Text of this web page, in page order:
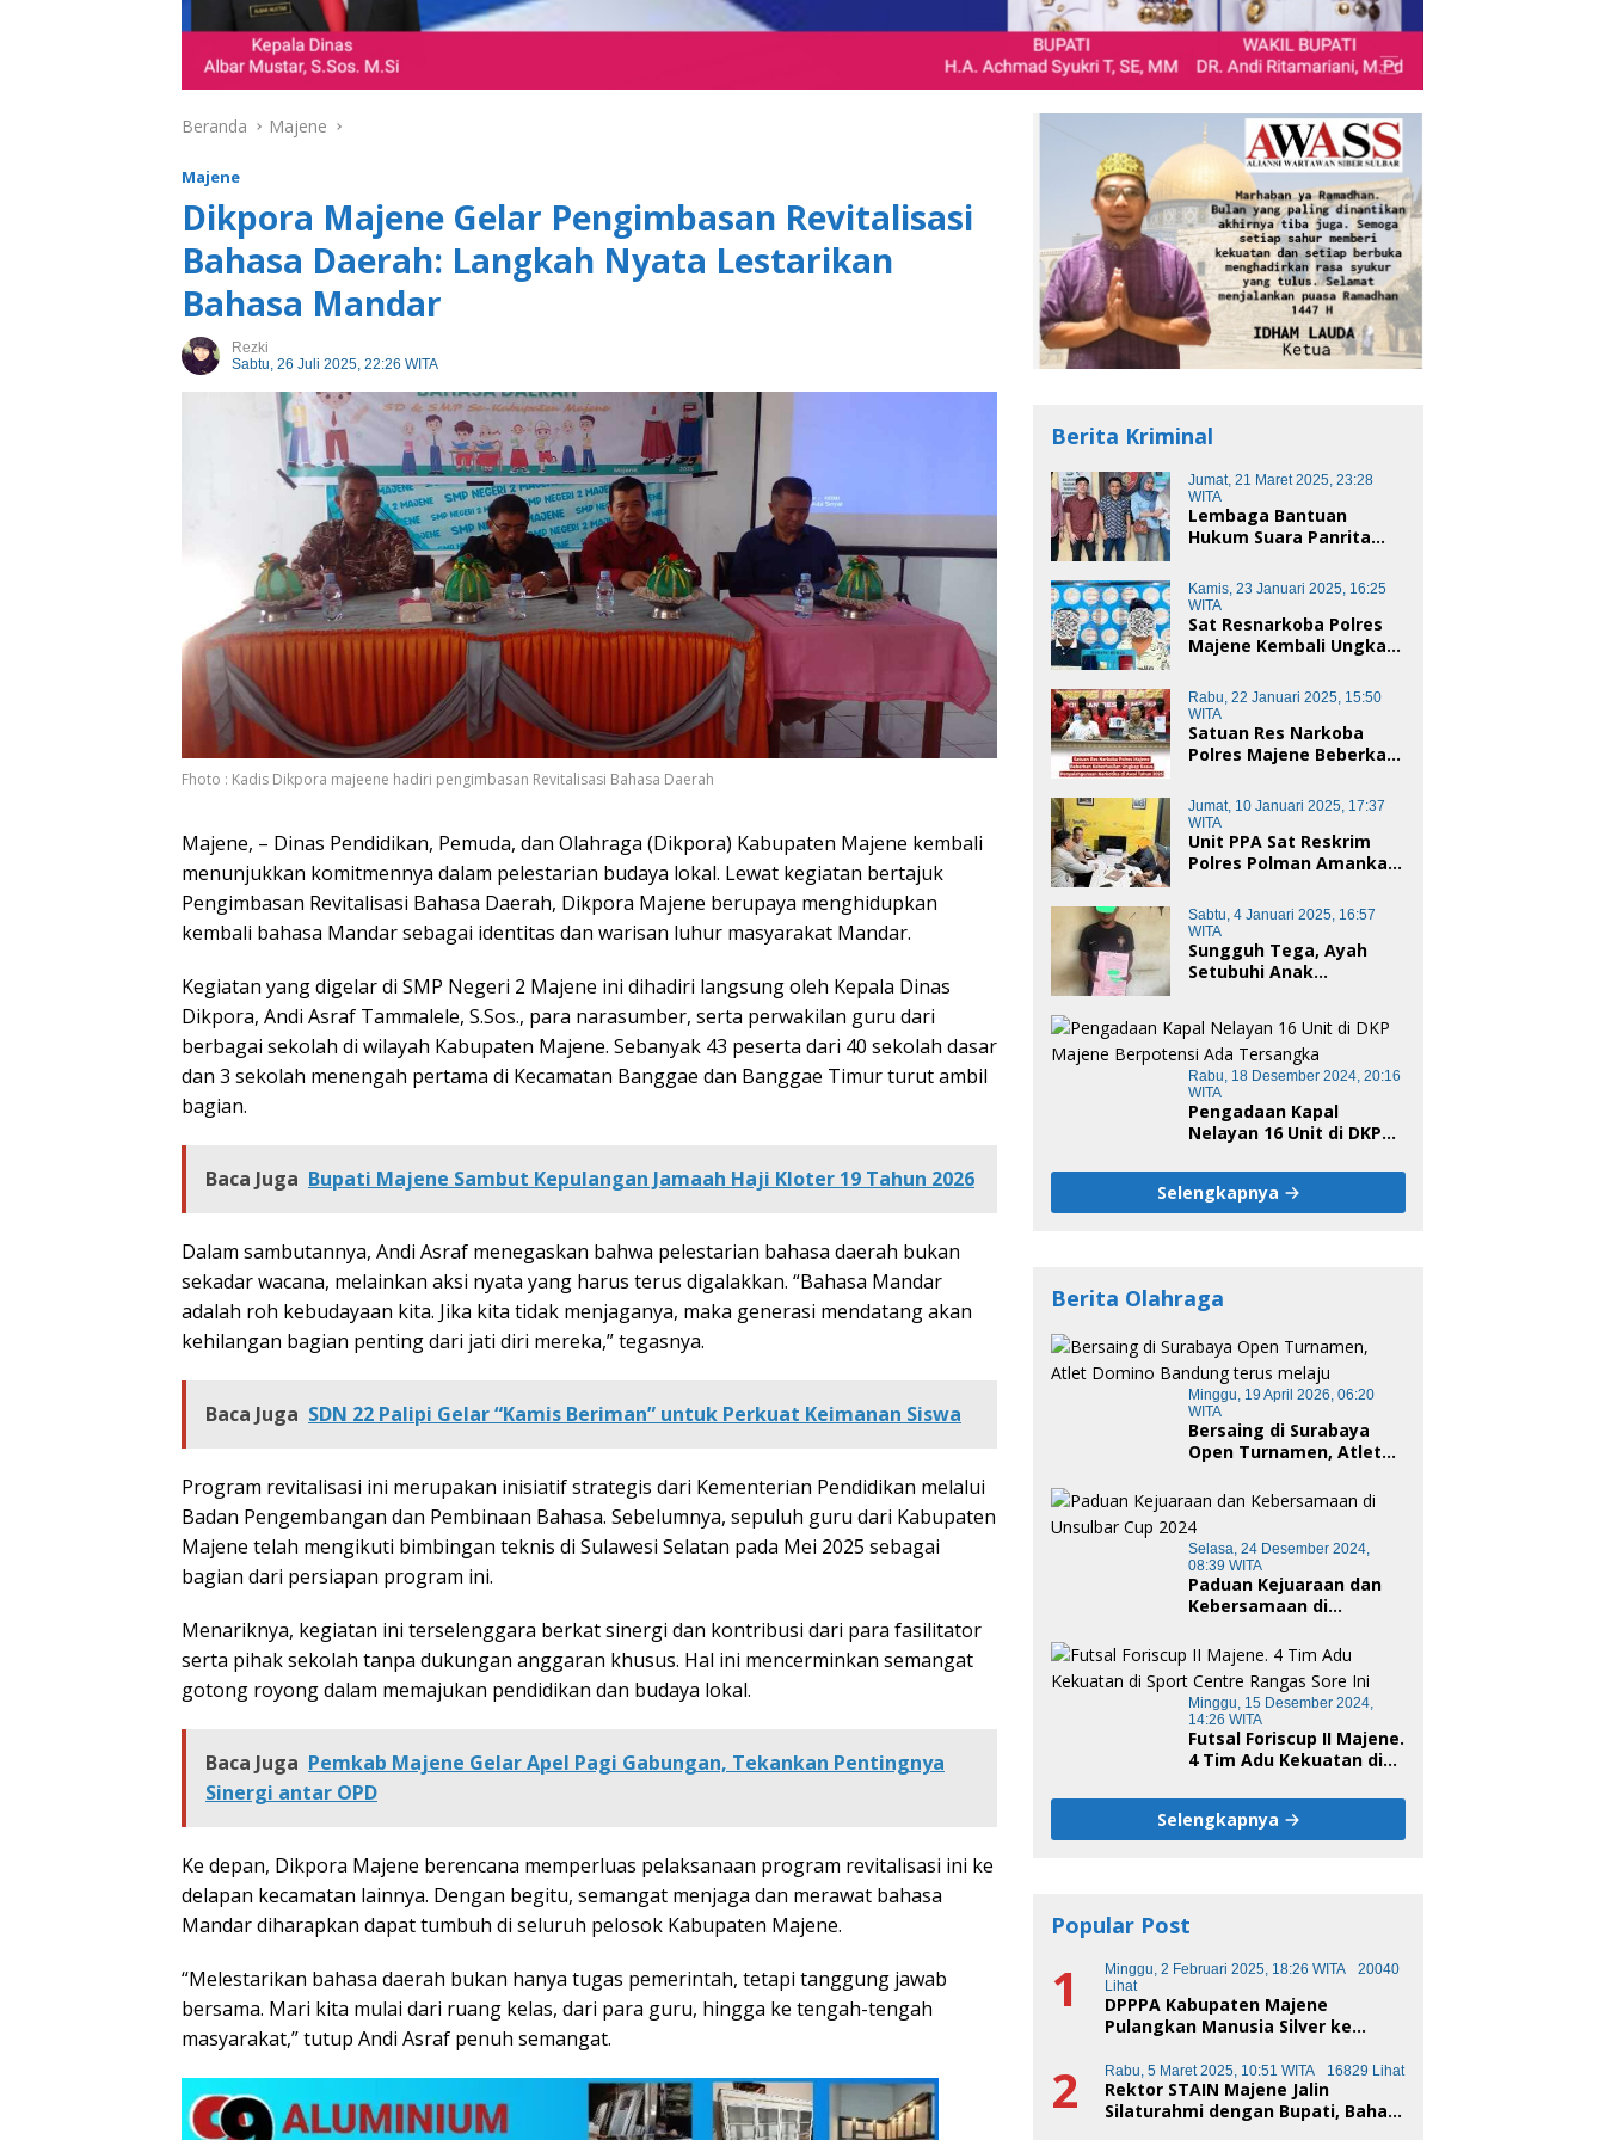
Beranda Majene
Majene
Dikpora Majene Gelar Pengimbasan Revitalisasi
Bahasa Daerah: Langkah Nyata Lestarikan
Bahasa Mandar
Rezki
Sabtu, 26 Juli 2025, 22:26 WITA
Fhoto : Kadis Dikpora majeene hadiri pengimbasan Revitalisasi Bahasa Daerah
Majene, – Dinas Pendidikan, Pemuda, dan Olahraga (Dikpora) Kabupaten Majene kembali
menunjukkan komitmennya dalam pelestarian budaya lokal. Lewat kegiatan bertajuk
Pengimbasan Revitalisasi Bahasa Daerah, Dikpora Majene berupaya menghidupkan
kembali bahasa Mandar sebagai identitas dan warisan luhur masyarakat Mandar.
Kegiatan yang digelar di SMP Negeri 2 Majene ini dihadiri langsung oleh Kepala Dinas
Dikpora, Andi Asraf Tammalele, S.Sos., para narasumber, serta perwakilan guru dari
berbagai sekolah di wilayah Kabupaten Majene. Sebanyak 43 peserta dari 40 sekolah dasar
dan 3 sekolah menengah pertama di Kecamatan Banggae dan Banggae Timur turut ambil
bagian.
Baca Juga Bupati Majene Sambut Kepulangan Jamaah Haji Kloter 19 Tahun 2026
Dalam sambutannya, Andi Asraf menegaskan bahwa pelestarian bahasa daerah bukan
sekadar wacana, melainkan aksi nyata yang harus terus digalakkan. “Bahasa Mandar
adalah roh kebudayaan kita. Jika kita tidak menjaganya, maka generasi mendatang akan
kehilangan bagian penting dari jati diri mereka,” tegasnya.
Baca Juga SDN 22 Palipi Gelar “Kamis Beriman” untuk Perkuat Keimanan Siswa
Program revitalisasi ini merupakan inisiatif strategis dari Kementerian Pendidikan melalui
Badan Pengembangan dan Pembinaan Bahasa. Sebelumnya, sepuluh guru dari Kabupaten
Majene telah mengikuti bimbingan teknis di Sulawesi Selatan pada Mei 2025 sebagai
bagian dari persiapan program ini.
Menariknya, kegiatan ini terselenggara berkat sinergi dan kontribusi dari para fasilitator
serta pihak sekolah tanpa dukungan anggaran khusus. Hal ini mencerminkan semangat
gotong royong dalam memajukan pendidikan dan budaya lokal.
Baca Juga Pemkab Majene Gelar Apel Pagi Gabungan, Tekankan Pentingnya
Sinergi antar OPD
Ke depan, Dikpora Majene berencana memperluas pelaksanaan program revitalisasi ini ke
delapan kecamatan lainnya. Dengan begitu, semangat menjaga dan merawat bahasa
Mandar diharapkan dapat tumbuh di seluruh pelosok Kabupaten Majene.
“Melestarikan bahasa daerah bukan hanya tugas pemerintah, tetapi tanggung jawab
bersama. Mari kita mulai dari ruang kelas, dari para guru, hingga ke tengah-tengah
masyarakat,” tutup Andi Asraf penuh semangat.
Berita Kriminal
Jumat, 21 Maret 2025, 23:28
WITA
Lembaga Bantuan
Hukum Suara Panrita
Dampingi Korban
Dugaan Pencemaran
Nama Baik dan
penggelapan di Polres
Kamis, 23 Januari 2025, 16:25
WITA
Sat Resnarkoba Polres
Majene Kembali Ungkap
Narkoba Jenis Sabu, Dua
Pelaku Diamankan
Rabu, 22 Januari 2025, 15:50
WITA
Satuan Res Narkoba
Polres Majene Beberkan
Kasus Penyalahgunaan
Narkotika di Awal Tahun
2025
Jumat, 10 Januari 2025, 17:37
WITA
Unit PPA Sat Reskrim
Polres Polman Amankan
Pencabulan Anak di
Bawah Umur
Sabtu, 4 Januari 2025, 16:57
WITA
Sungguh Tega, Ayah
Setubuhi Anak
Rabu, 18 Desember 2024, 20:16
WITA
Pengadaan Kapal
Nelayan 16 Unit di DKP
Tersangka
Selengkapnya
Berita Olahraga
Minggu, 19 April 2026, 06:20
WITA
Bersaing di Surabaya
Open Turnamen, Atlet
melaju
Selasa, 24 Desember 2024,
08:39 WITA
Paduan Kejuaraan dan
Kebersamaan di
Minggu, 15 Desember 2024,
14:26 WITA
Futsal Foriscup II Majene.
4 Tim Adu Kekuatan di
Sore Ini
Selengkapnya
Popular Post
1 Minggu, 2 Februari 2025, 18:26 WITA
20040
Lihat
DPPPA Kabupaten Majene
Pulangkan Manusia Silver ke
2 Rabu, 5 Maret 2025, 10:51 WITA 16829 Lihat
Rektor STAIN Majene Jalin
Silaturahmi dengan Bupati, Bahas